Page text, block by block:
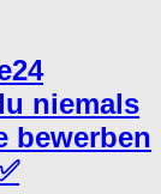
niemals
bewerben